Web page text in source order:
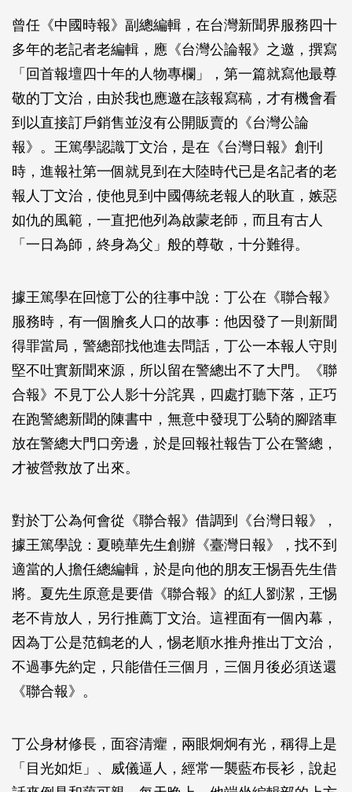
曾任《中國時報》副總編輯，在台灣新聞界服務四十
多年的老記者老編輯，應《台灣公論報》之邀，撰寫
「回首報壇四十年的人物專欄」，第一篇就寫他最尊
敬的丁文治，由於我也應邀在該報寫稿，才有機會看
到以直接訂戶銷售並沒有公開販賣的《台灣公論
報》。王篤學認識丁文治，是在《台灣日報》創刊
時，進報社第一個就見到在大陸時代已是名記者的老
報人丁文治，使他見到中國傳統老報人的耿直，嫉惡
如仇的風範，一直把他列為啟蒙老師，而且有古人
「一日為師，終身為父」般的尊敬，十分難得。
據王篤學在回憶丁公的往事中說：丁公在《聯合報》
服務時，有一個膾炙人口的故事：他因發了一則新聞
得罪當局，警總部找他進去問話，丁公一本報人守則
堅不吐實新聞來源，所以留在警總出不了大門。《聯
合報》不見丁公人影十分詫異，四處打聽下落，正巧
在跑警總新聞的陳書中，無意中發現丁公騎的腳踏車
放在警總大門口旁邊，於是回報社報告丁公在警總，
才被營救放了出來。
對於丁公為何會從《聯合報》借調到《台灣日報》，
據王篤學說：夏曉華先生創辦《臺灣日報》，找不到
適當的人擔任總編輯，於是向他的朋友王惕吾先生借
將。夏先生原意是要借《聯合報》的紅人劉潔，王惕
老不肯放人，另行推薦丁文治。這裡面有一個內幕，
因為丁公是范鶴老的人，惕老順水推舟推出丁文治，
不過事先約定，只能借任三個月，三個月後必須送還
《聯合報》。
丁公身材修長，面容清癯，兩眼炯炯有光，稱得上是
「目光如炬」、威儀逼人，經常一襲藍布長衫，說起